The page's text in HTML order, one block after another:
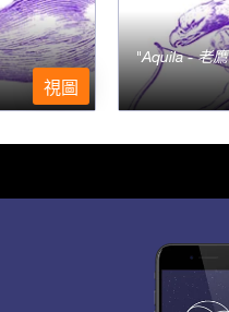
視圖
Aquila - 老鷹